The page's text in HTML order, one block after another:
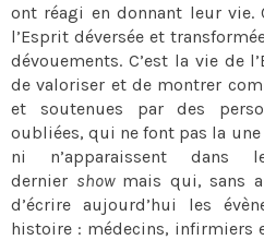
ont réagi en donnant leur vie.
l’Esprit déversée et
dévouements. C’est la vie de
de valoriser et de montrer
et soutenues par des
oubliées, qui ne font pas la
ni n’apparaissent dans
dernier showmais qui, sans
d’écrire aujourd’hui les
histoire : médecins, infirmiers